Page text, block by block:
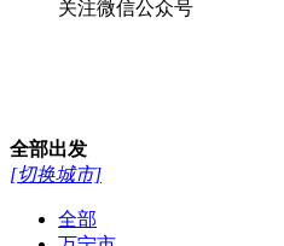
关注微信公众号
全部出发
[切换城市]
全部